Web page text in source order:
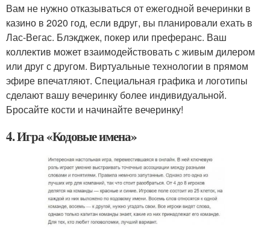
Вам не нужно отказываться от ежегодной вечеринки в
казино в 2020 год, если вдруг, вы планировали ехать в
Лас-Вегас. Блэкджек, покер или преферанс. Ваш
коллектив может взаимодействовать с живым дилером
или друг с другом. Виртуальные технологии в прямом
эфире впечатляют. Специальная графика и логотипы
сделают вашу вечеринку более индивидуальной.
Бросайте кости и начинайте вечеринку!
4. Игра «Кодовые имена»